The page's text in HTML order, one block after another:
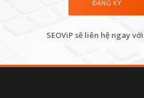
SEOViP sẽ liên hệ ngay